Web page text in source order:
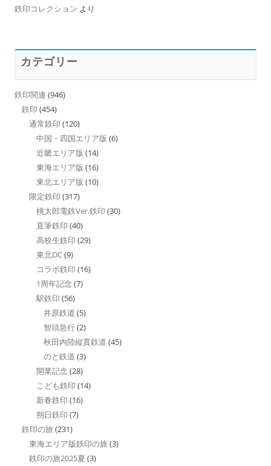
鉄印コレクション より
カテゴリー
鉄印関連 (946)
鉄印 (454)
通常鉄印 (120)
中国・四国エリア版 (6)
近畿エリア版 (14)
東海エリア版 (16)
東北エリア版 (10)
限定鉄印 (317)
桃太郎電鉄Ver.鉄印 (30)
直筆鉄印 (40)
高校生鉄印 (29)
東北DC(9)
コラボ鉄印 (16)
1周年記念 (7)
駅鉄印 (56)
井原鉄道 (5)
智頭急行(2)
秋田内陸縦貫鉄道 (45)
のと鉄道 (3)
開業記念 (28)
こども鉄印 (14)
新春鉄印 (16)
朔日鉄印 (7)
鉄印の旅 (231)
東海エリア版鉄印の旅 (3)
鉄印の旅2025夏 (3)